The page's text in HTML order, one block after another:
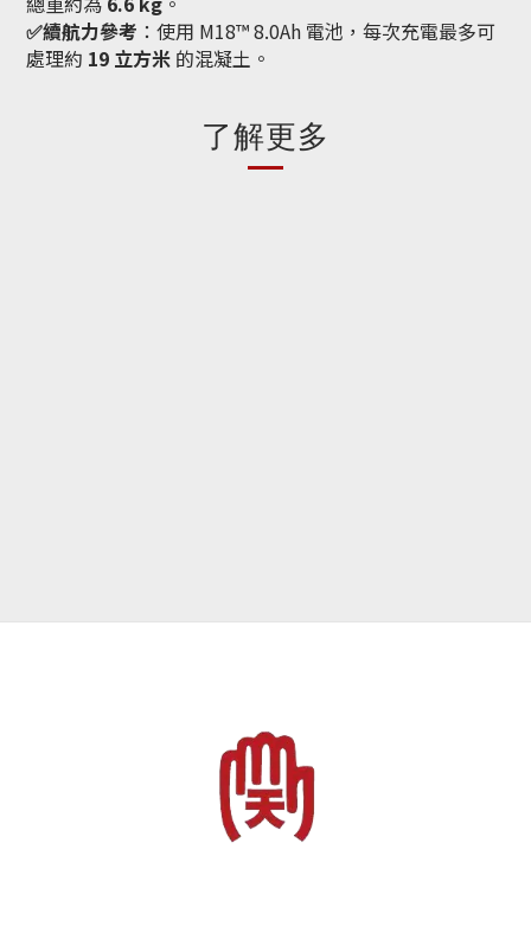
✅續航力參考 ：使用 M18™ 8.0Ah 電池，每次充電最多可
處理約 19 立方米 的混凝土。
了解更多